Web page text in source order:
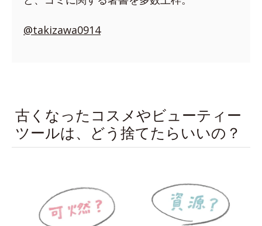
@takizawa0914
古くなったコスメやビューティー
ツールは、どう捨てたらいいの？